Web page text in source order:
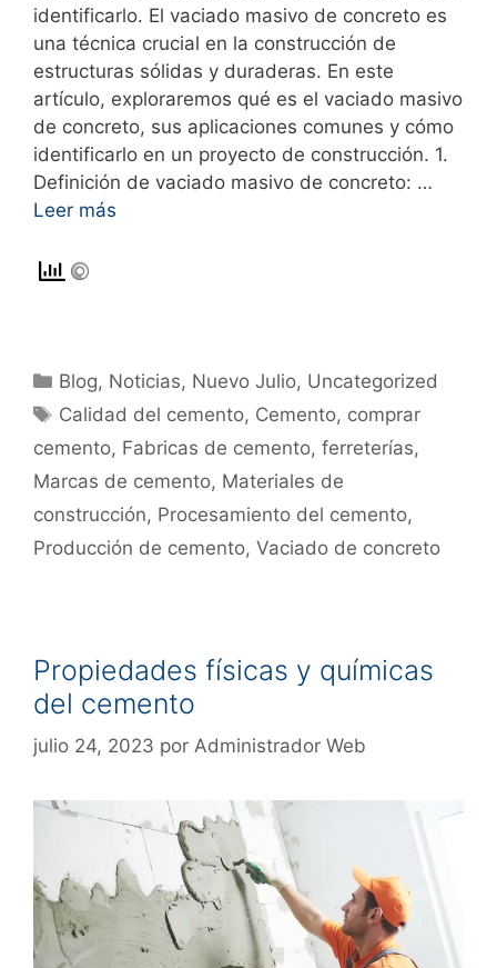
identificarlo. El vaciado masivo de concreto es
una técnica crucial en la construcción de
estructuras sólidas y duraderas. En este
artículo, exploraremos qué es el vaciado masivo
de concreto, sus aplicaciones comunes y cómo
identificarlo en un proyecto de construcción. 1.
Definición de vaciado masivo de concreto: …
Leer más
Blog, Noticias, Nuevo Julio, Uncategorized
Calidad del cemento, Cemento, comprar
cemento, Fabricas de cemento, ferreterías,
Marcas de cemento, Materiales de
construcción, Procesamiento del cemento,
Producción de cemento, Vaciado de concreto
Propiedades físicas y químicas
del cemento
julio 24, 2023 por Administrador Web